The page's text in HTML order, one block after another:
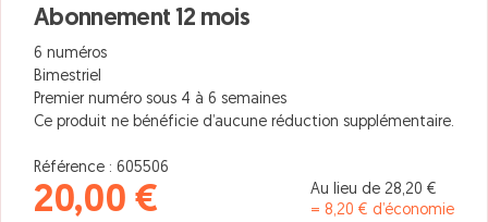
Abonnement 12 mois
6 numéros
Bimestriel
Premier numéro sous 4 à 6 semaines
Ce produit ne bénéficie d’aucune réduction supplémentaire.
Référence : 605506
20,00 €
Au lieu de 28,20 €
= 8,20 € d’économie